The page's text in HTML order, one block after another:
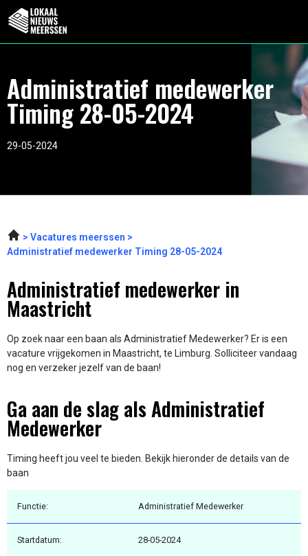
Administratief medewerker
Timing 28-05-2024
29-05-2024
Vacatures meerssen
Administratief medewerker Timing 28-05-2024
Administratief medewerker in
Maastricht
Op zoek naar een baan als Administratief Medewerker? Er is een
vacature vrijgekomen in Maastricht, te Limburg. Solliciteer vandaag
nog en verzeker jezelf van de baan!
Ga aan de slag als Administratief
Medewerker
Timing heeft jou veel te bieden. Bekijk hieronder de details van de
baan
Functie: Administratief Medewerker
Startdatum: 28-05-2024